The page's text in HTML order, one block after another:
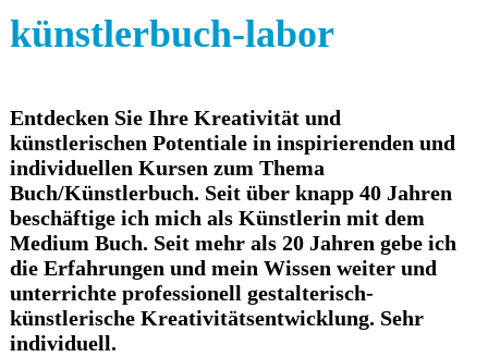
künstlerbuch-labor
Entdecken Sie Ihre Kreativität und
künstlerischen Potentiale in inspirierenden und
individuellen Kursen zum Thema
Buch/Künstlerbuch. Seit über knapp 40 Jahren
beschäftige ich mich als Künstlerin mit dem
Medium Buch. Seit mehr als 20 Jahren gebe ich
die Erfahrungen und mein Wissen weiter und
unterrichte professionell gestalterisch-
künstlerische Kreativitätsentwicklung. Sehr
individuell.